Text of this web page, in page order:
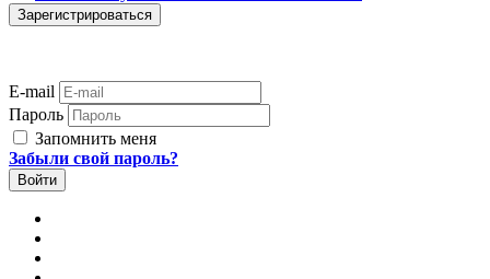
E-mail
Пароль
Запомнить меня
Забыли свой пароль?